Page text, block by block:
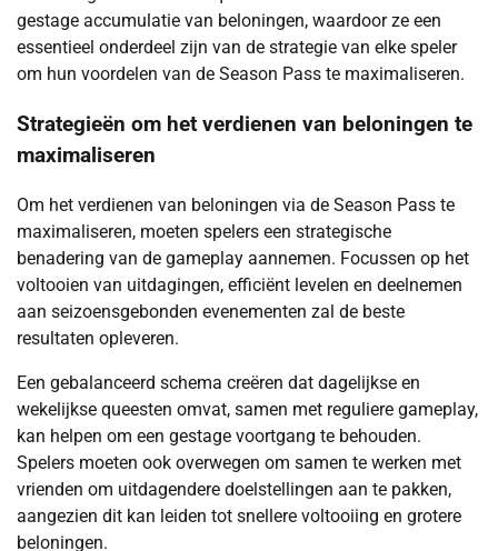
gestage accumulatie van beloningen, waardoor ze een
essentieel onderdeel zijn van de strategie van elke speler
om hun voordelen van de Season Pass te maximaliseren.
Strategieën om het verdienen van beloningen te
maximaliseren
Om het verdienen van beloningen via de Season Pass te
maximaliseren, moeten spelers een strategische
benadering van de gameplay aannemen. Focussen op het
voltooien van uitdagingen, efficiënt levelen en deelnemen
aan seizoensgebonden evenementen zal de beste
resultaten opleveren.
Een gebalanceerd schema creëren dat dagelijkse en
wekelijkse queesten omvat, samen met reguliere gameplay,
kan helpen om een gestage voortgang te behouden.
Spelers moeten ook overwegen om samen te werken met
vrienden om uitdagendere doelstellingen aan te pakken,
aangezien dit kan leiden tot snellere voltooiing en grotere
beloningen.